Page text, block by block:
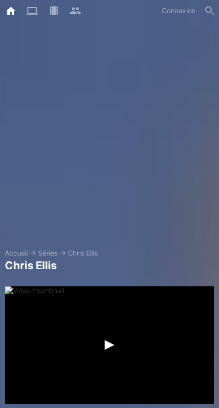
Connexion
Accueil → Séries → Chris Ellis
Chris Ellis